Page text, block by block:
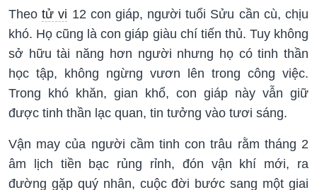
Theotử vi 12 con giáp, người tuổi Sửu cần cù, chịu
khó. Họ cũng là con giáp giàu chí tiến thủ. Tuy không
sở hữu tài năng hơn người nhưng họ có tinh thần
học tập, không ngừng vươn lên trong công việc.
Trong khó khăn, gian khổ, con giáp này vẫn giữ
được tinh thần lạc quan, tin tưởng vào tươi sáng.
Vận may của người cầm tinh con trâu rằm tháng 2
âm lịch tiền bạc rủng rỉnh, đón vận khí mới, ra
đường gặp quý nhân, cuộc đời bước sang một giai